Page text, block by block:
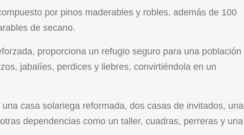
por pinos maderables y robles, además de 100
de secano.
proporciona un refugio seguro para una población
jabalíes, perdices y liebres, convirtiéndola en un
casa solariega reformada, dos casas de invitados, una
dependencias como un taller, cuadras, perreras y una